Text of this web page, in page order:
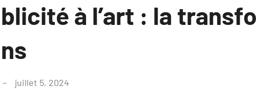
à l’art : la
juillet 5, 2024